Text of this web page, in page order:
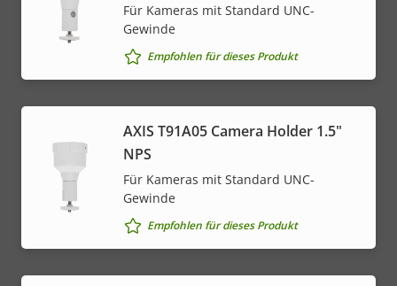
Für Kameras mit Standard UNC-
Gewinde
Empfohlen für dieses Produkt
AXIS T91A05 Camera Holder 1.5"
NPS
Für Kameras mit Standard UNC-
Gewinde
Empfohlen für dieses Produkt